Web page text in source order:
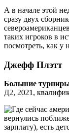
А в начале этой
сразу двух
таких игроков в
посмотреть, как у
Джефф Плэтт
Большие
Д2, 2021,